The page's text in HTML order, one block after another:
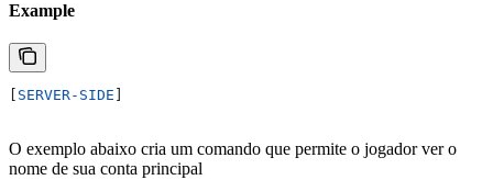
Example
SERVER-SIDE
O exemplo abaixo cria um comando que permite o jogador ver o
nome de sua conta principal